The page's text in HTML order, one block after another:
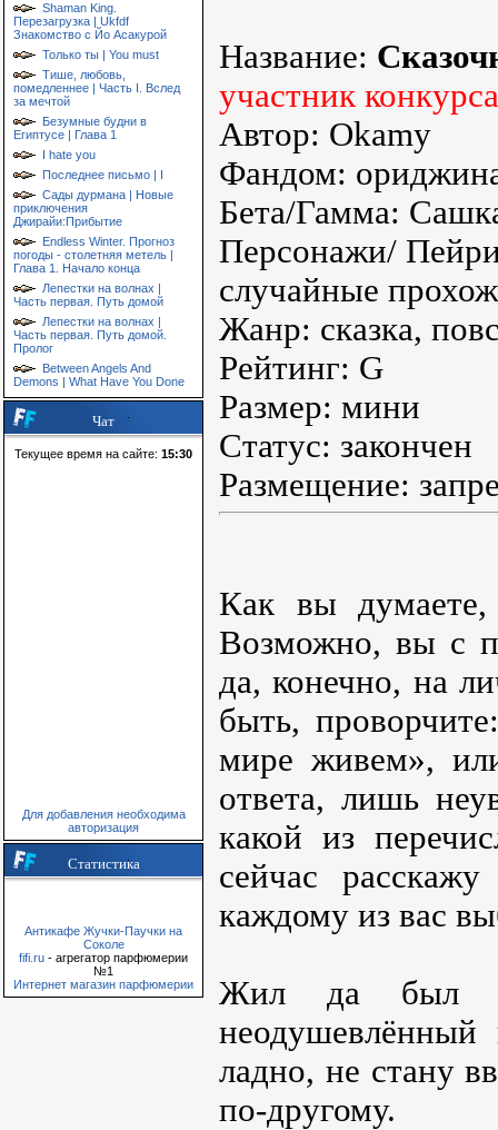
Shaman King.
Перезагрузка | Ukfdf
Знакомство с Йо Асакурой
Только ты | You must
Тише, любовь,
помедленнее | Часть I. Вслед
за мечтой
Безумные будни в
Египтусе | Глава 1
I hate you
Последнее письмо | I
Сады дурмана | Новые
приключения
Джирайи:Прибытие
Endless Winter. Прогноз
погоды - столетняя метель |
Глава 1. Начало конца
Лепестки на волнах |
Часть первая. Путь домой
Лепестки на волнах |
Часть первая. Путь домой.
Пролог
Between Angels And
Demons | What Have You Done
Чат
Текущее время на сайте: 15:30
Для добавления необходима
авторизация
Статистика
Антикафе Жучки-Паучки на
Соколе
fifi.ru - агрегатор парфюмерии
№1
Интернет магазин парфюмерии
Название:
участник
Автор: Okamy
Фандом:
Бета/Гамма:
Персонажи/
случайные
Жанр: сказка,
Рейтинг: G
Размер: мини
Статус: закончен
Размещение:
Как вы
Возможно, вы с
да, конечно, на
быть,
мире живем»,
ответа, лишь
какой из
сейчас
каждому из вас
Жил да был
ладно, не стану
по-другому.